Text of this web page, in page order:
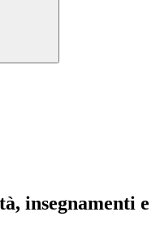
insegnamenti e